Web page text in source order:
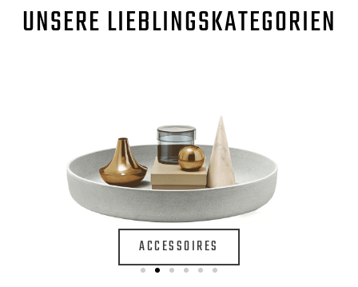
UNSERE LIEBLINGSKATEGORIEN
ACCESSOIRES